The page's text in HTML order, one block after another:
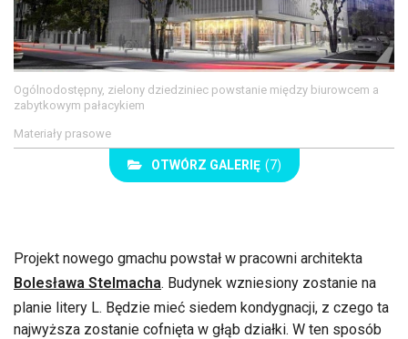
Ogólnodostępny, zielony dziedziniec powstanie między biurowcem a
zabytkowym pałacykiem
Materiały prasowe
OTWÓRZ GALERIĘ (7)
Projekt nowego gmachu powstał w pracowni architekta
Bolesława Stelmacha. Budynek wzniesiony zostanie na
planie litery L. Będzie mieć siedem kondygnacji, z czego ta
najwyższa zostanie cofnięta w głąb działki. W ten sposób